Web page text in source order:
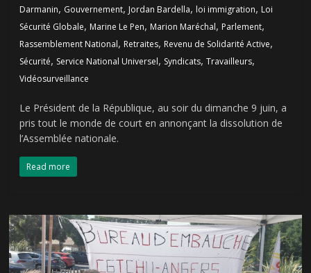
Darmanin, Gouvernement, Jordan Bardella, loi immigration, Loi
Sécurité Globale, Marine Le Pen, Marion Maréchal, Parlement,
Rassemblement National, Retraites, Revenu de Solidarité Active,
Sécurité, Service National Universel, Syndicats,Travailleurs,
Vidéosurveillance
Le Président de la République, au soir du dimanche 9 juin, a
pris tout le monde de court en annonçant la dissolution de
l’Assemblée nationale.
Read more